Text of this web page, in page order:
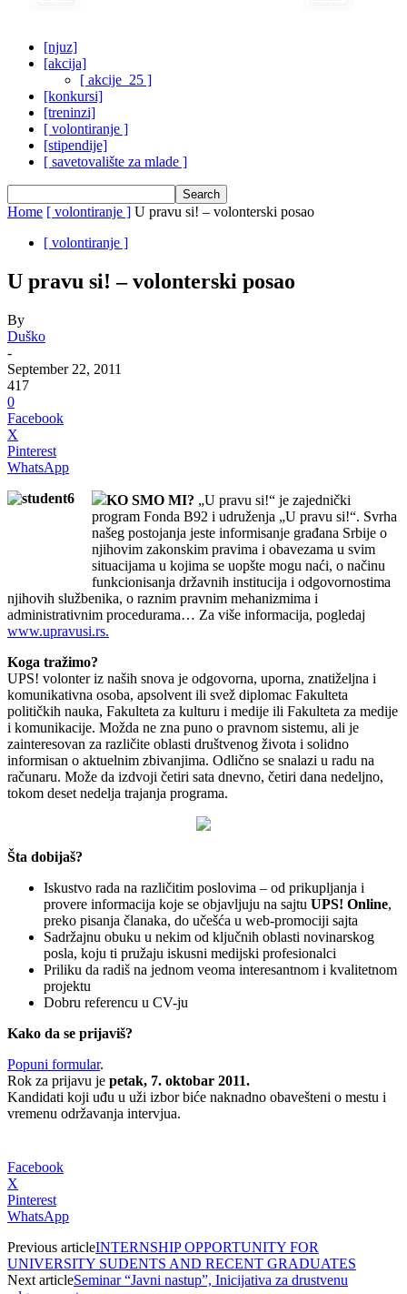
[njuz]
[akcija]
[ akcije_25 ]
[konkursi]
[treninzi]
[ volontiranje ]
[stipendije]
[ savetovalište za mlade ]
Home [ volontiranje ] U pravu si! – volonterski posao
[ volontiranje ]
U pravu si! – volonterski posao
By
Duško
-
September 22, 2011
417
0
Facebook
X
Pinterest
WhatsApp
KO SMO MI? „U pravu si!“ je zajednički
program Fonda B92 i udruženja „U pravu si!“. Svrha
našeg postojanja jeste informisanje građana Srbije o
njihovim zakonskim pravima i obavezama u svim
situacijama u kojima se uopšte mogu naći, o načinu
funkcionisanja državnih institucija i odgovornostima
njihovih službenika, o raznim pravnim mehanizmima i
administrativnim procedurama… Za više informacija, pogledaj
www.upravusi.rs.
Koga tražimo?
UPS! volonter iz naših snova je odgovorna, uporna, znatiželjna i
komunikativna osoba, apsolvent ili svež diplomac Fakulteta
političkih nauka, Fakulteta za kulturu i medije ili Fakulteta za medije
i komunikacije. Možda ne zna puno o pravnom sistemu, ali je
zainteresovan za različite oblasti društvenog života i solidno
informisan o aktuelnim zbivanjima. Odlično se snalazi u radu na
računaru. Može da izdvoji četiri sata dnevno, četiri dana nedeljno,
tokom deset nedelja trajanja programa.
Šta dobijaš?
Iskustvo rada na različitim poslovima – od prikupljanja i
provere informacija koje se objavljuju na sajtu UPS! Online,
preko pisanja članaka, do učešća u web-promociji sajta
Sadržajnu obuku u nekim od ključnih oblasti novinarskog
posla, koju ti pružaju iskusni medijski profesionalci
Priliku da radiš na jednom veoma interesantnom i kvalitetnom
projektu
Dobru referencu u CV-ju
Kako da se prijaviš?
Popuni formular.
Rok za prijavu je petak, 7. oktobar 2011.
Kandidati koji uđu u uži izbor biće naknadno obavešteni o mestu i
vremenu održavanja intervjua.
Facebook
X
Pinterest
WhatsApp
Previous articleINTERNSHIP OPPORTUNITY FOR
UNIVERSITY SUDENTS AND RECENT GRADUATES
Next articleSeminar “Javni nastup”, Inicijativa za drustvenu